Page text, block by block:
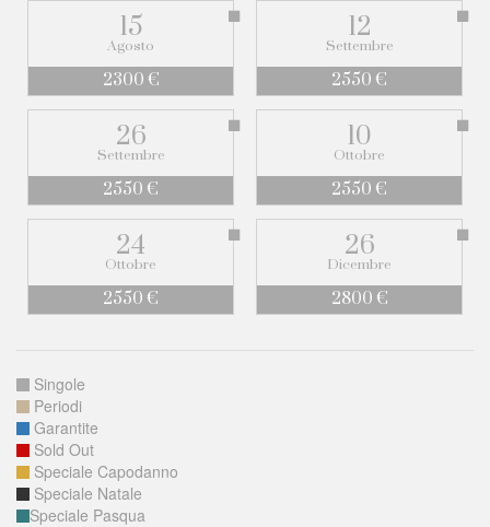
15
Agosto
2300 €
12
Settembre
2550 €
26
Settembre
2550 €
10
Ottobre
2550 €
24
Ottobre
2550 €
26
Dicembre
2800 €
Singole
Periodi
Garantite
Sold Out
Speciale Capodanno
Speciale Natale
Speciale Pasqua